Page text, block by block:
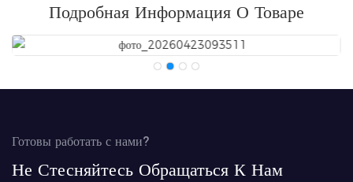
Подробная Информация О Товаре
Готовы работать с нами?
Не Стесняйтесь Обращаться К Нам